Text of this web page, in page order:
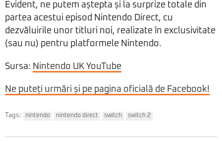
Evident, ne putem aștepta și la surprize totale din
partea acestui episod Nintendo Direct, cu
dezvăluirile unor titluri noi, realizate în exclusivitate
(sau nu) pentru platformele Nintendo.
Sursa: Nintendo UK YouTube
Ne puteți urmări și pe pagina oficială de Facebook!
Tags: nintendo nintendo direct switch switch 2